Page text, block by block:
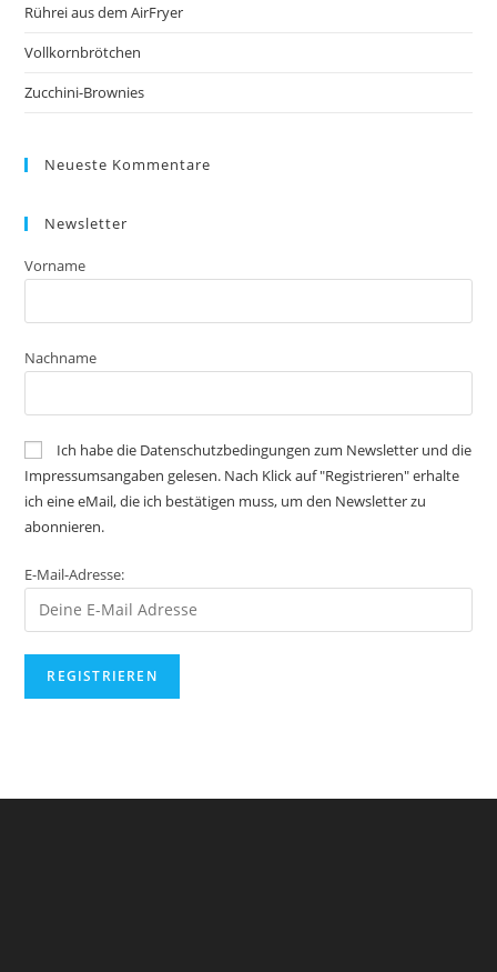
Rührei aus dem AirFryer
Vollkornbrötchen
Zucchini-Brownies
Neueste Kommentare
Newsletter
Vorname
Nachname
Ich habe die Datenschutzbedingungen zum Newsletter und die
Impressumsangaben gelesen. Nach Klick auf "Registrieren" erhalte
ich eine eMail, die ich bestätigen muss, um den Newsletter zu
abonnieren.
E-Mail-Adresse: